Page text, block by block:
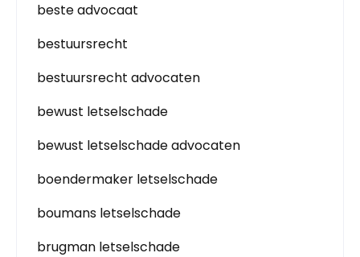
beste advocaat
bestuursrecht
bestuursrecht advocaten
bewust letselschade
bewust letselschade advocaten
boendermaker letselschade
boumans letselschade
brugman letselschade